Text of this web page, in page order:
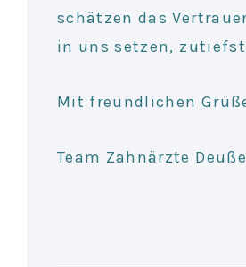
schätzen das
in uns setzen,
Mit freundlichen
Team Zahnärzte